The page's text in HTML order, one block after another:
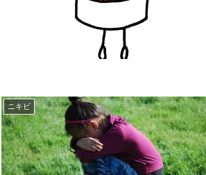
ニキビ